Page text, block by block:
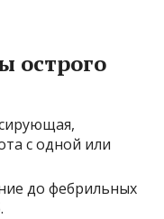
острого
с одной или
до фебрильных